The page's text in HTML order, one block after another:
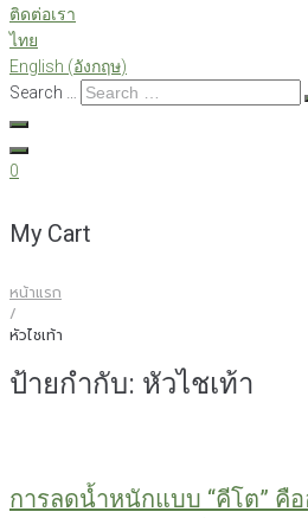
ติดต่อเรา
ไทย
English (อังกฤษ)
Search …
0
My Cart
หน้าแรก
/
หัวไชเท้า
ป้ายกำกับ: หัวไชเท้า
การลดน้ำหนักแบบ “คีโต” คื